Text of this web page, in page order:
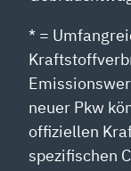
* =
neuer Pkw
offiziellen
spezifischen